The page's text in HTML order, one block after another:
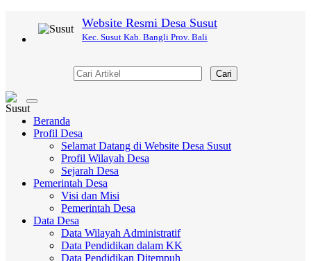
Website Resmi Desa Susut
Kec. Susut Kab. Bangli Prov. Bali
Cari
Toggle
navigation
Beranda
Profil Desa
Selamat Datang di Website Desa Susut
Profil Wilayah Desa
Sejarah Desa
Pemerintah Desa
Visi dan Misi
Pemerintah Desa
Data Desa
Data Wilayah Administratif
Data Pendidikan dalam KK
Data Pendidikan Ditempuh